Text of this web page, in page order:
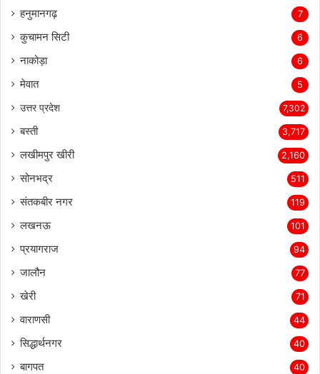
हनुमानगढ़ 7
कुचामन सिटी 6
नाकोड़ा 6
मेवात 5
उत्तर प्रदेश 7,302
बस्ती 3,717
लखीमपुर खीरी 2,160
सोनभद्र 511
संतकबीर नगर 119
लखनऊ 101
प्रयागराज 94
जालौन 77
खेरी 71
वाराणसी 44
सिद्धार्थनगर 40
बागपत 40